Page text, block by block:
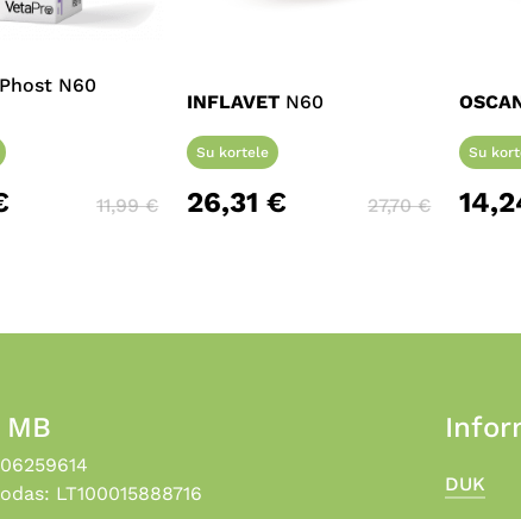
N60
11,99€
INFLAVET N60
Su kortele
26,31€ 27,70€
Su
LT100015888716
DUK